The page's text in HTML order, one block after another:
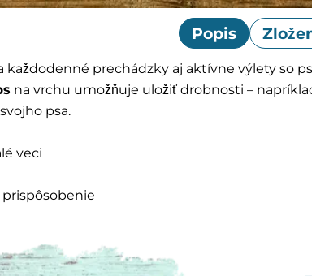
Popis
každodenné prechádzky aj aktívne výlety so
na vrchu umožňuje uložiť drobnosti –
psa.
veci